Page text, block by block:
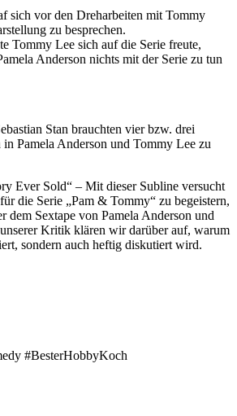
sich vor den Dreharbeiten mit Tommy
zu besprechen.
Tommy Lee sich auf die Serie freute,
Anderson nichts mit der Serie zu tun
Stan brauchten vier bzw. drei
in Pamela Anderson und Tommy Lee zu
Ever Sold“ – Mit dieser Subline versucht
die Serie „Pam & Tommy“ zu begeistern,
dem Sextape von Pamela Anderson und
Kritik klären wir darüber auf, warum
sondern auch heftig diskutiert wird.
#BesterHobbyKoch